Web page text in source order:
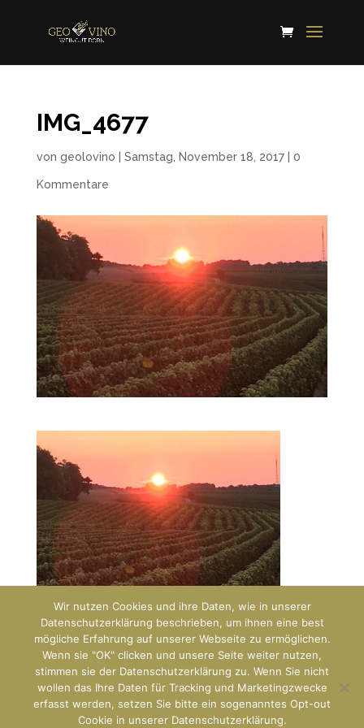
IMG_4677
von geolovino Samstag, November 18, 2017| 0
Kommentare
Designed byPredict42 & GEOloVINO
Wir nutzen Cookies und ihre Daten, wie in unserer
Datenschutzerklärung beschrieben, um ihnen eine best
mögliche Erfahrung auf unserer Webseite zu ermöglichen.
Wenn sie "OK" clicken und unsere Seite weiter nutzen,
stimmen sie der Datenschutzerklärung zu. Wenn Sie nicht
wollen das Ihre Daten für Tracking und Marketingzwecke
erfasst werden, setzen Sie bitte ein sogenanntes Opt-out
Cookie in unserer Datenschutzerklärung.